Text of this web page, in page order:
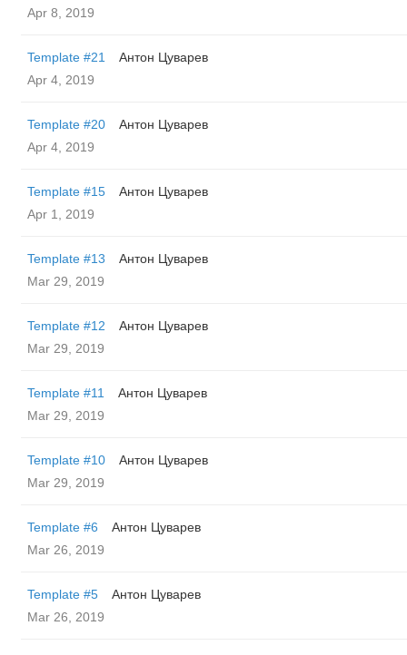
Apr 8, 2019
Template #21
Антон Цуварев
Apr 4, 2019
Template #20
Антон Цуварев
Apr 4, 2019
Template #15
Антон Цуварев
Apr 1, 2019
Template #13
Антон Цуварев
Mar 29, 2019
Template #12
Антон Цуварев
Mar 29, 2019
Template #11
Антон Цуварев
Mar 29, 2019
Template #10
Антон Цуварев
Mar 29, 2019
Template #6
Антон Цуварев
Mar 26, 2019
Template #5
Антон Цуварев
Mar 26, 2019